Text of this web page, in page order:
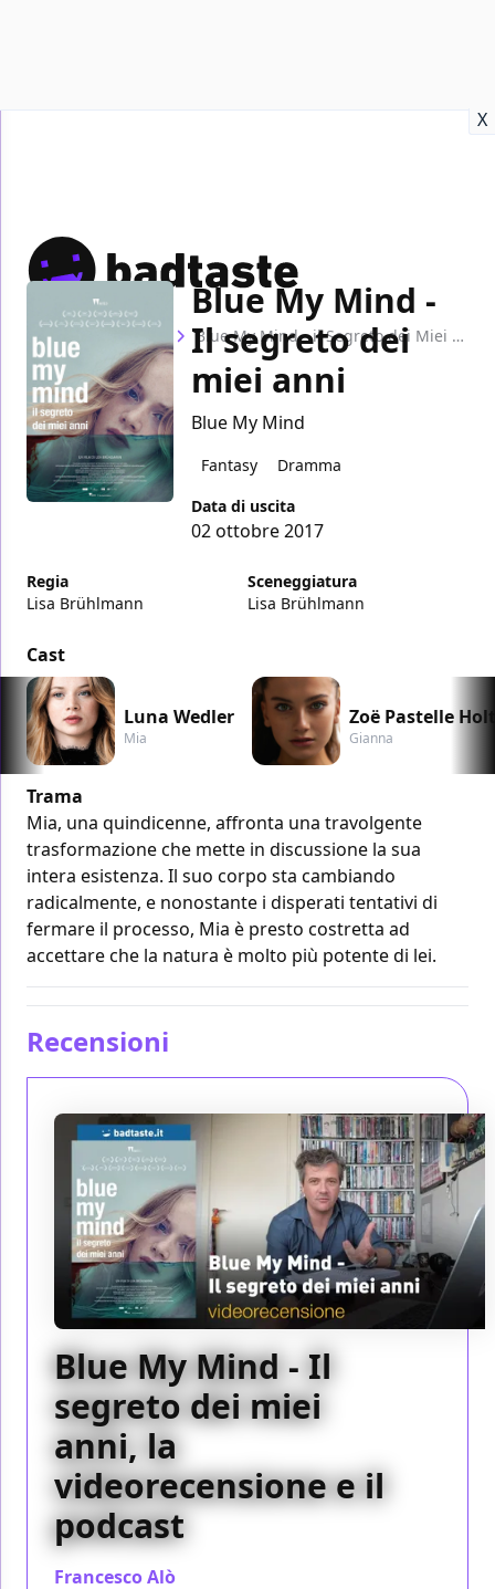
X
Home Blue My Mind - il Segreto dei Miei Anni
Blue My Mind -
Il segreto dei
miei anni
Blue My Mind
Fantasy
Dramma
Data di uscita
02 ottobre 2017
Regia
Lisa Brühlmann
Sceneggiatura
Lisa Brühlmann
Cast
Luna Wedler
Mia
Zoë Pastelle
Gianna
Trama
Mia, una quindicenne, affronta una travolgente
trasformazione che mette in discussione la sua
intera esistenza. Il suo corpo sta cambiando
radicalmente, e nonostante i disperati tentativi di
fermare il processo, Mia è presto costretta ad
accettare che la natura è molto più potente di lei.
Recensioni
Blue My Mind - Il
segreto dei miei
anni, la
videorecensione e il
podcast
Francesco Alò